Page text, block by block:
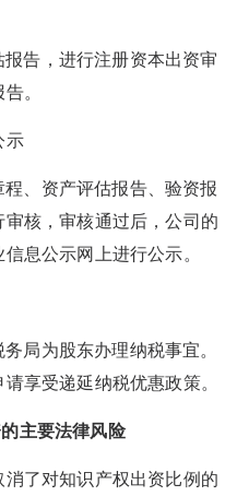
告，进行注册资本出资审
。
示
、资产评估报告、验资报
核，审核通过后，公司的
息公示网上进行公示。
局为股东办理纳税事宜。
享受递延纳税优惠政策。
主要法律风险
消了对知识产权出资比例的